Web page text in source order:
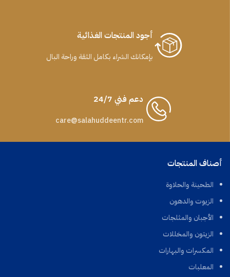
أجود المنتجات الغذائية
بإمكانك الشراء بكامل الثقة وراحة البال
دعم فني 24/7
care@salahuddeentr.com
أصناف المنتجات
الطحينة والحلاوة
الزيوت والدهون
الأجبان والمثلجات
الزيتون والمخللات
المكسرات والبهارات
المعلبات